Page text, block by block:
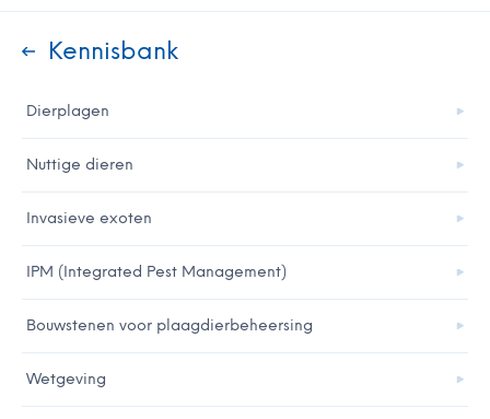
Kennisbank
Dierplagen
Nuttige dieren
Invasieve exoten
IPM (Integrated Pest Management)
Bouwstenen voor plaagdierbeheersing
Wetgeving